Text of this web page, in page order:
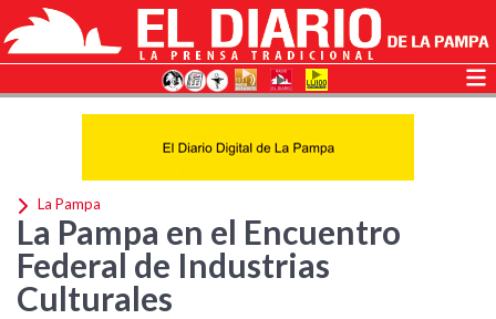
La Pampa
La Pampa en el Encuentro
Federal de Industrias
Culturales